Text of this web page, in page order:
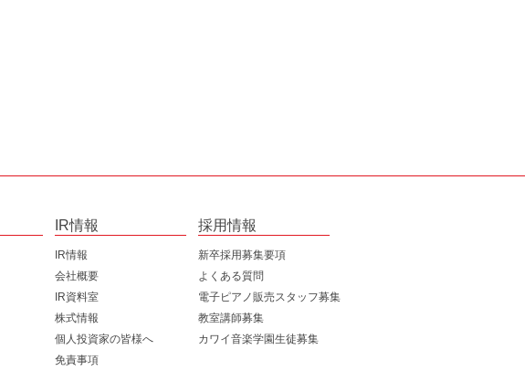
IR情報
IR情報
会社概要
ブランド
会社概況
事業概況
役員一覧
IR資料室
有価証券報告書
決算短信
事業報告書
株式情報
IRカレンダー
電子公告
個人投資家の皆様へ
免責事項
採用情報
新卒採用募集要項
よくある質問
電子ピアノ販売スタッフ募集
教室講師募集
カワイ音楽学園生徒募集